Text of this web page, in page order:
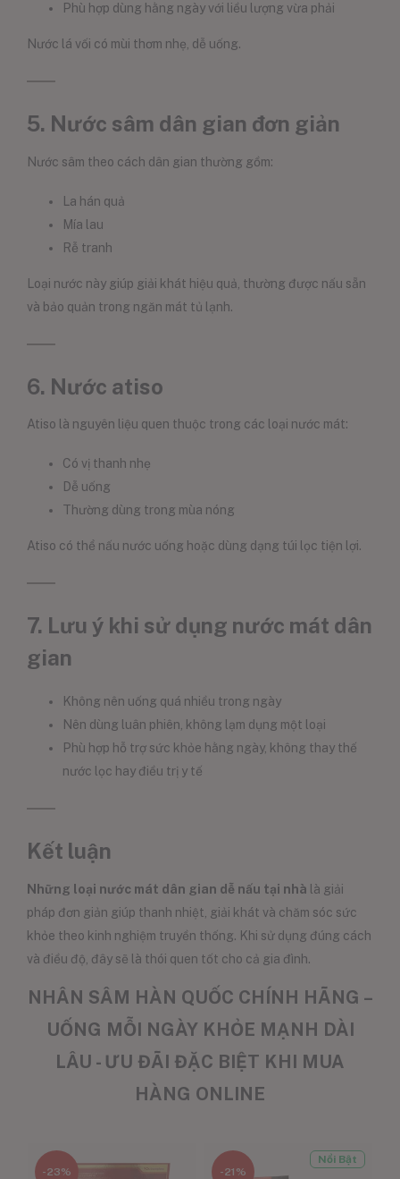
Phù hợp dùng hằng ngày với liều lượng vừa phải
Nước lá vối có mùi thơm nhẹ, dễ uống.
5. Nước sâm dân gian đơn giản
Nước sâm theo cách dân gian thường gồm:
La hán quả
Mía lau
Rễ tranh
Loại nước này giúp giải khát hiệu quả, thường được nấu sẵn
và bảo quản trong ngăn mát tủ lạnh.
6. Nước atiso
Atiso là nguyên liệu quen thuộc trong các loại nước mát:
Có vị thanh nhẹ
Dễ uống
Thường dùng trong mùa nóng
Atiso có thể nấu nước uống hoặc dùng dạng túi lọc tiện lợi.
7. Lưu ý khi sử dụng nước mát dân
gian
Không nên uống quá nhiều trong ngày
Nên dùng luân phiên, không lạm dụng một loại
Phù hợp hỗ trợ sức khỏe hằng ngày, không thay thế
nước lọc hay điều trị y tế
Kết luận
Những loại nước mát dân gian dễ nấu tại nhà là giải
pháp đơn giản giúp thanh nhiệt, giải khát và chăm sóc sức
khỏe theo kinh nghiệm truyền thống. Khi sử dụng đúng cách
và điều độ, đây sẽ là thói quen tốt cho cả gia đình.
NHÂN SÂM HÀN QUỐC CHÍNH HÃNG –
UỐNG MỖI NGÀY KHỎE MẠNH DÀI
LÂU - ƯU ĐÃI ĐẶC BIỆT KHI MUA
HÀNG ONLINE
-23% -21%
Nổi Bật